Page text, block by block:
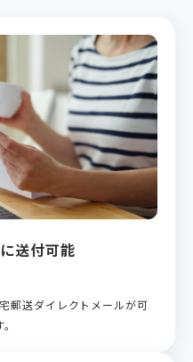
送付可能
郵送ダイレクトメールが可